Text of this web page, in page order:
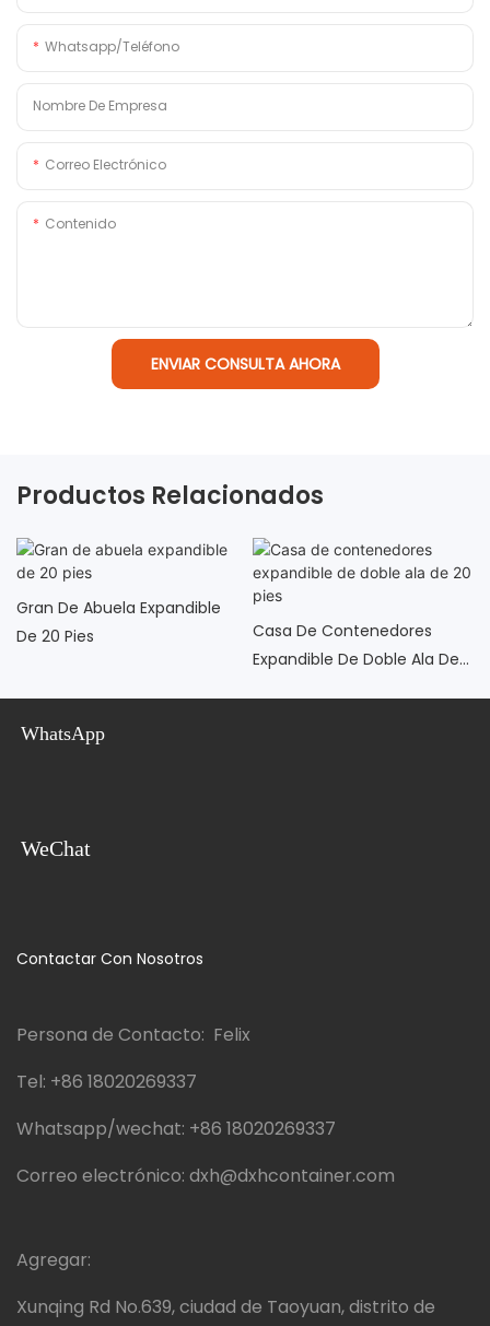
Whatsapp/Teléfono
Nombre De Empresa
Correo Electrónico
Contenido
ENVIAR CONSULTA AHORA
Productos Relacionados
Gran De Abuela Expandible
De 20 Pies
Casa De Contenedores
Expandible De Doble Ala De
WhatsApp
WeChat
Contactar Con Nosotros
Persona de Contacto: Felix
Tel: +86 18020269337
Whatsapp/wechat: +86 18020269337
Correo electrónico: dxh@dxhcontainer.com
Agregar:
Xunqing Rd No.639, ciudad de Taoyuan, distrito de